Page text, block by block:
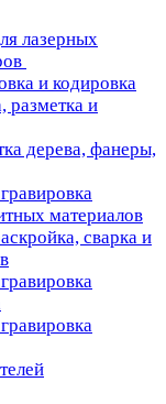
лазерных
и кодировка
разметка и
дерева, фанеры,
материалов
сварка и